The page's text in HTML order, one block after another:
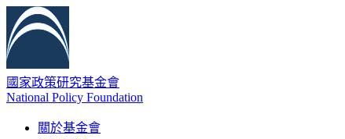
國家政策研究基金會
National Policy Foundation
關於基金會